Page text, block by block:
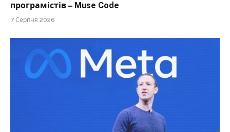
програмістів – Muse Code
7 Серпня 2026